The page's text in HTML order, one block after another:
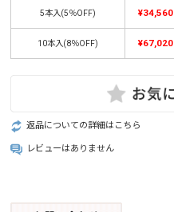
5本入(5％OFF) ¥34,560
10本入(8％OFF) ¥67,020
返品についての詳細はこちら
レビューはありません